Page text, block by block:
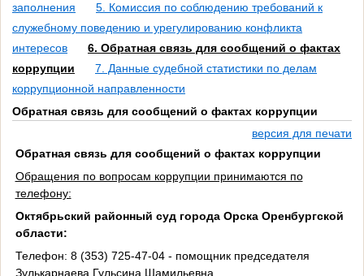
заполнения
5. Комиссия по соблюдению требований к
служебному поведению и урегулированию конфликта
интересов
6. Обратная связь для сообщений о фактах
коррупции
7. Данные судебной статистики по делам
коррупционной направленности
Обратная связь для сообщений о фактах коррупции
версия для печати
Обратная связь для сообщений о фактах коррупции
Обращения по вопросам коррупции принимаются по
телефону:
Октябрьский районный суд города Орска Оренбургской
области:
Телефон: 8 (353) 725-47-04 - помощник председателя
Зулькарнаева Гульсина Шамильевна